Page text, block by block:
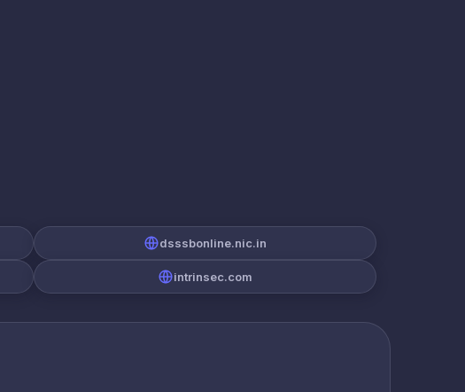
dsssbonline.nic.in
intrinsec.com